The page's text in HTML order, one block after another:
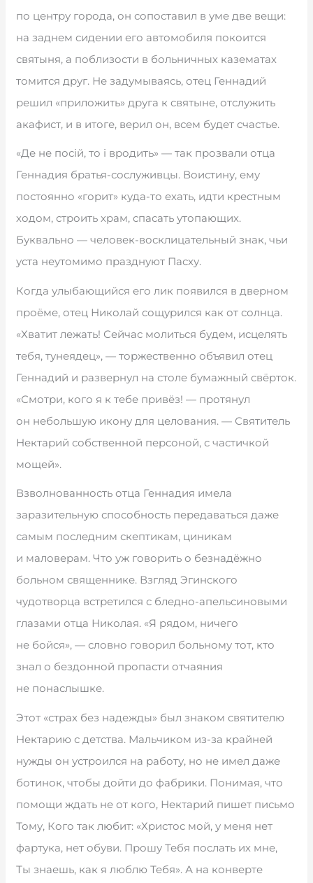
по центру города, он сопоставил в уме две вещи:
на заднем сидении его автомобиля покоится
святыня, а поблизости в больничных казематах
томится друг. Не задумываясь, отец Геннадий
решил «приложить» друга к святыне, отслужить
акафист, и в итоге, верил он, всем будет счастье.
«Де не посій, то і вродить» — так прозвали отца
Геннадия братья-сослуживцы. Воистину, ему
постоянно «горит» куда-то ехать, идти крестным
ходом, строить храм, спасать утопающих.
Буквально — человек-восклицательный знак, чьи
уста неутомимо празднуют Пасху.
Когда улыбающийся его лик появился в дверном
проёме, отец Николай сощурился как от солнца.
«Хватит лежать! Сейчас молиться будем, исцелять
тебя, тунеядец», — торжественно объявил отец
Геннадий и развернул на столе бумажный свёрток.
«Смотри, кого я к тебе привёз! — протянул
он небольшую икону для целования. — Святитель
Нектарий собственной персоной, с частичкой
мощей».
Взволнованность отца Геннадия имела
заразительную способность передаваться даже
самым последним скептикам, циникам
и маловерам. Что уж говорить о безнадёжно
больном священнике. Взгляд Эгинского
чудотворца встретился с бледно-апельсиновыми
глазами отца Николая. «Я рядом, ничего
не бойся», — словно говорил больному тот, кто
знал о бездонной пропасти отчаяния
не понаслышке.
Этот «страх без надежды» был знаком святителю
Нектарию с детства. Мальчиком из-за крайней
нужды он устроился на работу, но не имел даже
ботинок, чтобы дойти до фабрики. Понимая, что
помощи ждать не от кого, Нектарий пишет письмо
Тому, Кого так любит: «Христос мой, у меня нет
фартука, нет обуви. Прошу Тебя послать их мне,
Ты знаешь, как я люблю Тебя». А на конверте